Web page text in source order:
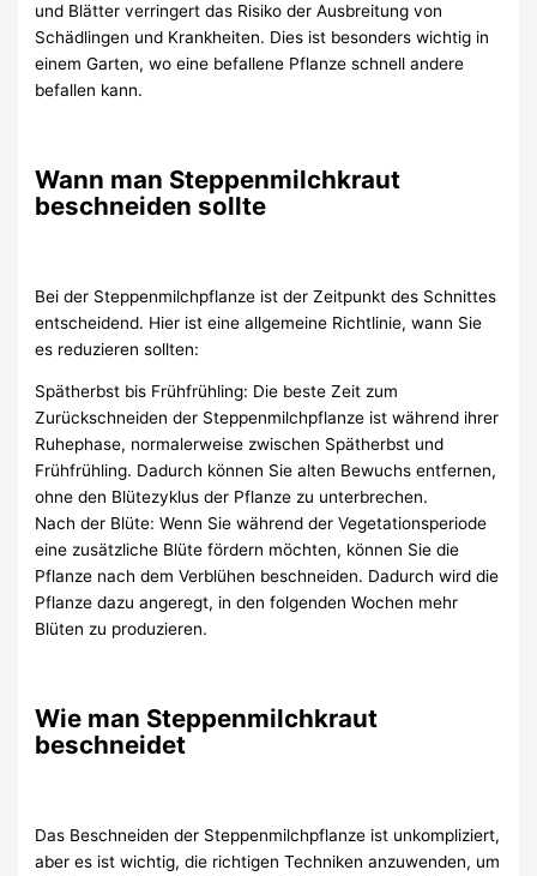
und Blätter verringert das Risiko der Ausbreitung von
Schädlingen und Krankheiten. Dies ist besonders wichtig in
einem Garten, wo eine befallene Pflanze schnell andere
befallen kann.
Wann man Steppenmilchkraut
beschneiden sollte
Bei der Steppenmilchpflanze ist der Zeitpunkt des Schnittes
entscheidend. Hier ist eine allgemeine Richtlinie, wann Sie
es reduzieren sollten:
Spätherbst bis Frühfrühling: Die beste Zeit zum
Zurückschneiden der Steppenmilchpflanze ist während ihrer
Ruhephase, normalerweise zwischen Spätherbst und
Frühfrühling. Dadurch können Sie alten Bewuchs entfernen,
ohne den Blütezyklus der Pflanze zu unterbrechen.
Nach der Blüte: Wenn Sie während der Vegetationsperiode
eine zusätzliche Blüte fördern möchten, können Sie die
Pflanze nach dem Verblühen beschneiden. Dadurch wird die
Pflanze dazu angeregt, in den folgenden Wochen mehr
Blüten zu produzieren.
Wie man Steppenmilchkraut
beschneidet
Das Beschneiden der Steppenmilchpflanze ist unkompliziert,
aber es ist wichtig, die richtigen Techniken anzuwenden, um